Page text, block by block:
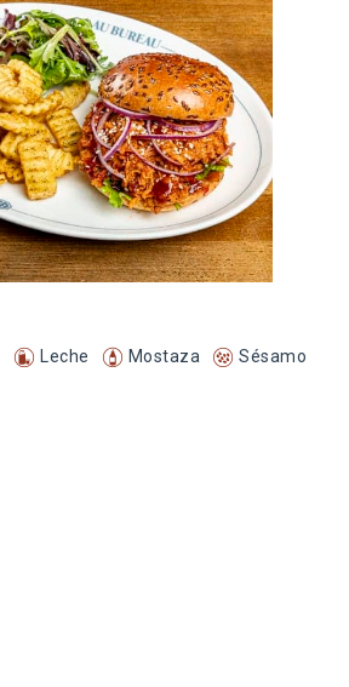
Leche Mostaza
Sésamo